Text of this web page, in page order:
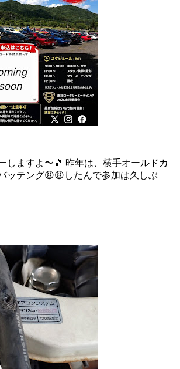
しますよ〜🎵 昨年は、横手オールドカ
ッテング😫😫したんで参加は久しぶ